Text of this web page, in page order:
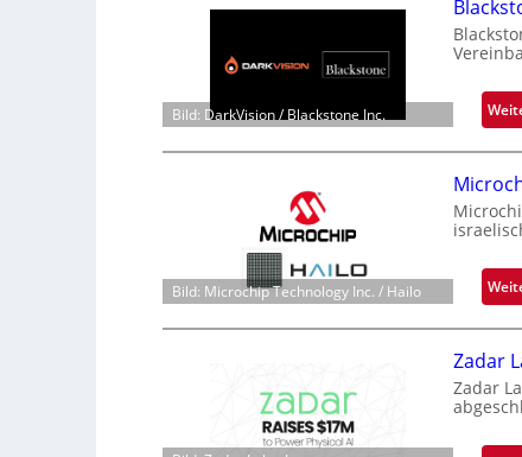
Bild: DarkVision / Blackstone Inc.
Bild: Microchip Technology Inc. / Hailo
Zadar
Zadar